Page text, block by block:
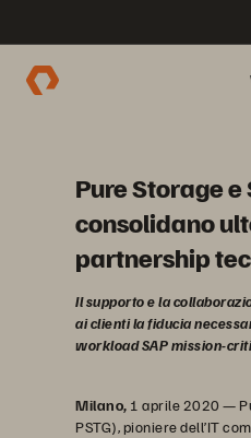
Pure Storage e
consolidano
partnership
Il supporto e la
ai clienti la fiducia
workload SAP mission-
Milano, 1 aprile 2020 —
PSTG), pioniere dell’IT